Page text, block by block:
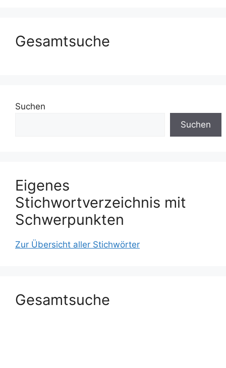
Gesamtsuche
Suchen
Suchen
Eigenes
Stichwortverzeichnis mit
Schwerpunkten
Zur Übersicht aller Stichwörter
Gesamtsuche